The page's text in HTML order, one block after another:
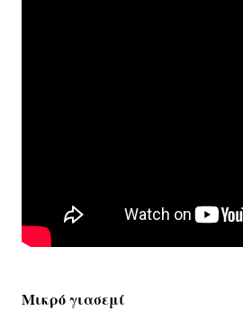
Μικρό γιασεμί